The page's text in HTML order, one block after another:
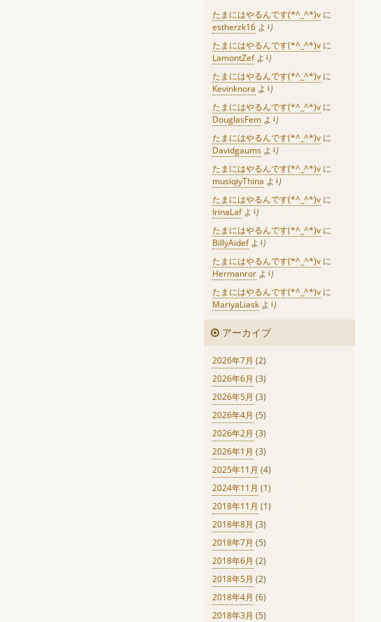
たまにはやるんです(*^_^*)v に
estherzk16 より
たまにはやるんです(*^_^*)v に
LamontZefより
たまにはやるんです(*^_^*)v に
Kevinknora より
たまにはやるんです(*^_^*)v に
DouglasFem より
たまにはやるんです(*^_^*)v に
Davidgaums より
たまにはやるんです(*^_^*)v に
musiqiyThina より
たまにはやるんです(*^_^*)v に
IrinaLafより
たまにはやるんです(*^_^*)v に
BillyAidefより
たまにはやるんです(*^_^*)v に
Hermanror より
たまにはやるんです(*^_^*)v に
MariyaLiask より
アーカイブ
2026年7月 (2)
2026年6月 (3)
2026年5月 (3)
2026年4月 (5)
2026年2月 (3)
2026年1月 (3)
2025年11月 (4)
2024年11月 (1)
2018年11月 (1)
2018年8月 (3)
2018年7月 (5)
2018年6月 (2)
2018年5月 (2)
2018年4月 (6)
2018年3月 (5)